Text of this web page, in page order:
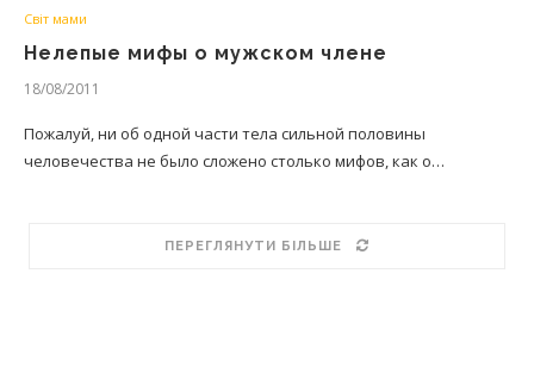
Світ мами
Нелепые мифы о мужском члене
18/08/2011
Пожалуй, ни об одной части тела сильной половины
человечества не было сложено столько мифов, как о…
ПЕРЕГЛЯНУТИ БІЛЬШЕ